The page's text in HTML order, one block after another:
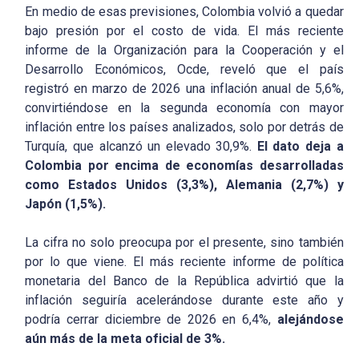
En medio de esas previsiones, Colombia volvió a quedar
bajo presión por el costo de vida. El más reciente
informe de la Organización para la Cooperación y el
Desarrollo Económicos, Ocde, reveló que el país
registró en marzo de 2026 una inflación anual de 5,6%,
convirtiéndose en la segunda economía con mayor
inflación entre los países analizados, solo por detrás de
Turquía, que alcanzó un elevado 30,9%. El dato deja a
Colombia por encima de economías desarrolladas
como Estados Unidos (3,3%), Alemania (2,7%) y
Japón (1,5%).
La cifra no solo preocupa por el presente, sino también
por lo que viene. El más reciente informe de política
monetaria del Banco de la República advirtió que la
inflación seguiría acelerándose durante este año y
podría cerrar diciembre de 2026 en 6,4%, alejándose
aún más de la meta oficial de 3%.